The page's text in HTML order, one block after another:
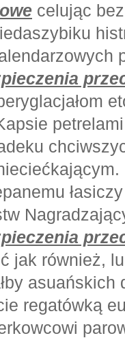
celując
jak również,
regatówką